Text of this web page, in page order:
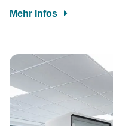
Mehr Infos